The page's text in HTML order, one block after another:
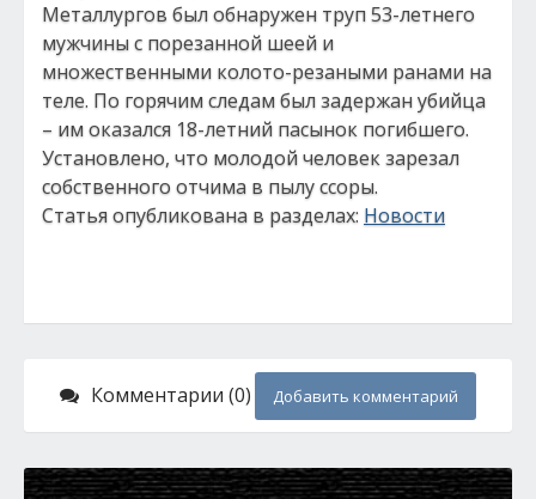
Металлургов был обнаружен труп 53-летнего
мужчины с порезанной шеей и
множественными колото-резаными ранами на
теле. По горячим следам был задержан убийца
– им оказался 18-летний пасынок погибшего.
Установлено, что молодой человек зарезал
собственного отчима в пылу ссоры.
Статья опубликована в разделах: Новости
Комментарии (0) Добавить комментарий